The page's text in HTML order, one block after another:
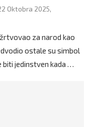
Oktobra 2025,
za narod kao
ostale su simbol
biti jedinstven kada …